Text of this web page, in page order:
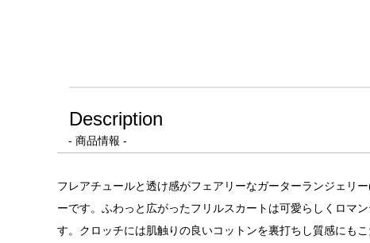
Description
- 商品情報 -
フレアチュールと透け感がフェアリーなガーターランジェリ
ーです。ふわっと広がったフリルスカートは可愛らしくロマ
す。クロッチには肌触りの良いコットンを裏打ちし質感にも